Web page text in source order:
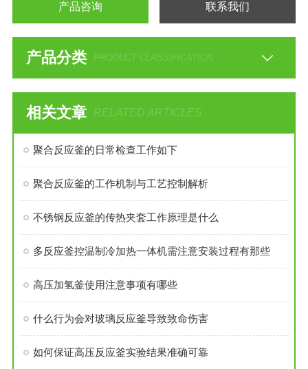
产品咨询 联系我们
产品分类 PRODUCT CLASSIFICATION
相关文章 RELATED ARTICLES
聚合反应釜的日常检查工作如下
聚合反应釜的工作机制与工艺控制解析
不锈钢反应釜的传热夹套工作原理是什么
多反应釜控温制冷加热一体机需注意安装过程有那些
高压加氢釜使用注意事项有哪些
什么行为会对玻璃反应釜导致致命伤害
如何保证高压反应釜实验结果准确可靠